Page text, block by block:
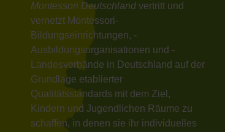
Montessori Deutschland vertritt und
vernetzt Montessori-
Bildungseinrichtungen, -
Ausbildungsorganisationen und -
Landesverbände in Deutschland auf der
Grundlage etablierter
Qualitätsstandards mit dem Ziel,
Kindern und Jugendlichen Räume zu
schaffen, in denen sie ihr individuelles